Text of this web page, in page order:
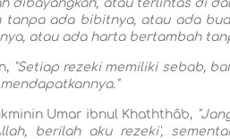
dibayangkan, atau terlintas di
tanpa ada bibitnya, atau ada
atau ada harta bertambah
"Setiap rezeki memiliki sebab,
Umar ibnul Khaththâb,
berilah aku rezeki',